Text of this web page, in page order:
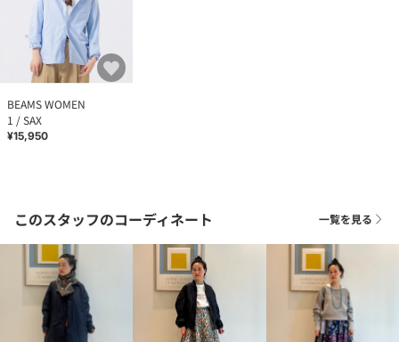
BEAMS WOMEN
1 / SAX
¥15,950
このスタッフのコーディネート 一覧を見る